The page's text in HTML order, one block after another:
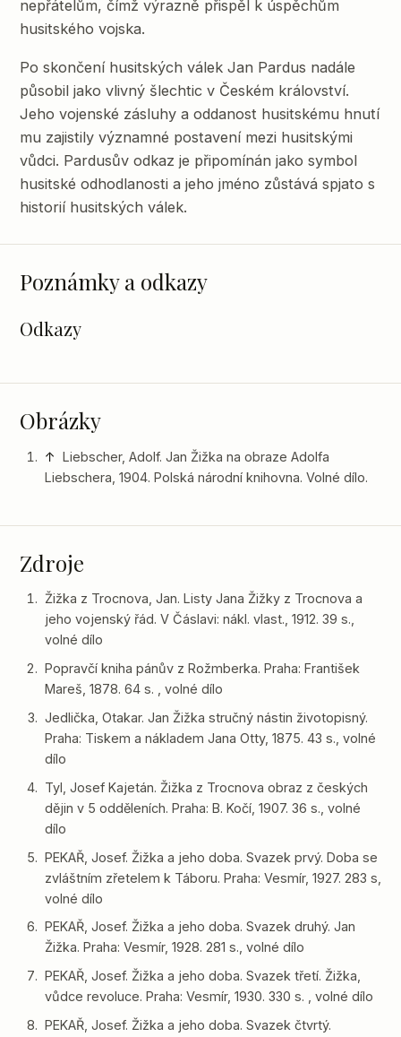
nepřátelům, čímž výrazně přispěl k úspěchům
husitského vojska.
Po skončení husitských válek Jan Pardus nadále
působil jako vlivný šlechtic v Českém království.
Jeho vojenské zásluhy a oddanost husitskému hnutí
mu zajistily významné postavení mezi husitskými
vůdci. Pardusův odkaz je připomínán jako symbol
husitské odhodlanosti a jeho jméno zůstává spjato s
historií husitských válek.
Poznámky a odkazy
Odkazy
Obrázky
↑ Liebscher, Adolf. Jan Žižka na obraze Adolfa
Liebschera, 1904. Polská národní knihovna. Volné dílo.
Zdroje
Žižka z Trocnova, Jan. Listy Jana Žižky z Trocnova a
jeho vojenský řád. V Čáslavi: nákl. vlast., 1912. 39 s.,
volné dílo
Popravčí kniha pánův z Rožmberka. Praha: František
Mareš, 1878. 64 s. , volné dílo
Jedlička, Otakar. Jan Žižka stručný nástin životopisný.
Praha: Tiskem a nákladem Jana Otty, 1875. 43 s., volné
dílo
Tyl, Josef Kajetán. Žižka z Trocnova obraz z českých
dějin v 5 odděleních. Praha: B. Kočí, 1907. 36 s., volné
dílo
PEKAŘ, Josef. Žižka a jeho doba. Svazek prvý. Doba se
zvláštním zřetelem k Táboru. Praha: Vesmír, 1927. 283 s,
volné dílo
PEKAŘ, Josef. Žižka a jeho doba. Svazek druhý. Jan
Žižka. Praha: Vesmír, 1928. 281 s., volné dílo
PEKAŘ, Josef. Žižka a jeho doba. Svazek třetí. Žižka,
vůdce revoluce. Praha: Vesmír, 1930. 330 s. , volné dílo
PEKAŘ, Josef. Žižka a jeho doba. Svazek čtvrtý.